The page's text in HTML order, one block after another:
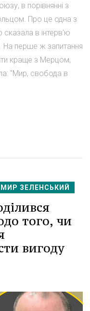
в порівнянні з
Про це одна з
сказала в інтерв'ю
На перше ж запитання
краще з Мерцом,
"Мир, свобода в
ЗЕЛЕНСЬКИЙ
того, чи
вигоду